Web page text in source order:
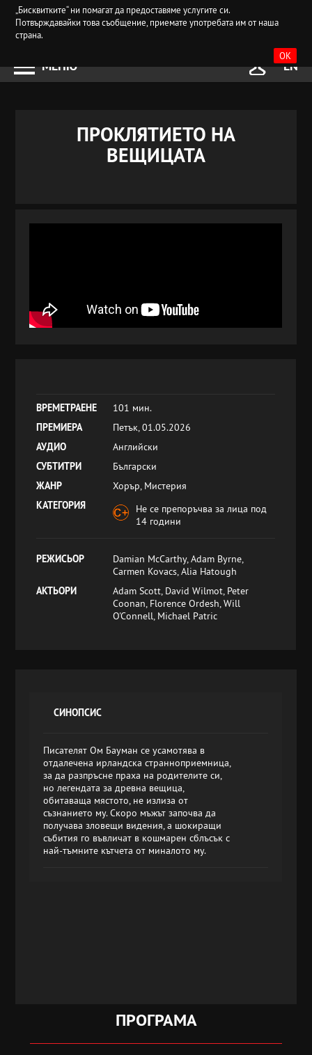
„Бисквитките“ ни помагат да предоставяме услугите си.
Потвърждавайки това съобщение, приемате употребата им от наша
страна.
OK
МЕНЮ EN
ПРОКЛЯТИЕТО НА
ВЕЩИЦАТА
ВРЕМЕТРАЕНЕ
101 мин.
ПРЕМИЕРА
Петък, 01.05.2026
АУДИО
Английски
СУБТИТРИ
Български
ЖАНР
Хорър, Мистерия
КАТЕГОРИЯ
Не се препоръчва за лица под
14 години
РЕЖИСЬОР
Damian McCarthy, Adam Byrne,
Carmen Kovacs, Alia Hatough
АКТЬОРИ
Adam Scott, David Wilmot, Peter
Coonan, Florence Ordesh, Will
O'Connell, Michael Patric
СИНОПСИС
Писателят Ом Бауман се усамотява в
отдалечена ирландска странноприемница,
за да разпръсне праха на родителите си,
но легендата за древна вещица,
обитаваща мястото, не излиза от
съзнанието му. Скоро мъжът започва да
получава зловещи видения, а шокиращи
събития го въвличат в кошмарен сблъсък с
най-тъмните кътчета от миналото му.
ПРОГРАМА